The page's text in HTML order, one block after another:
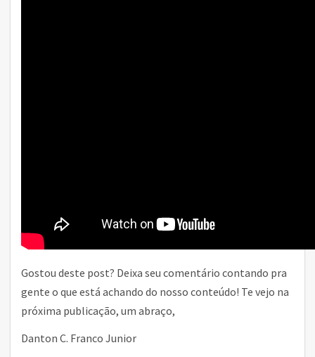
Gostou deste post? Deixa seu comentário contando pra
gente o que está achando do nosso conteúdo! Te vejo na
próxima publicação, um abraço,
Danton C. Franco Junior